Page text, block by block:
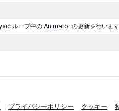
ループ中の Animator の更新を行います
プライバシーポリシー クッキー